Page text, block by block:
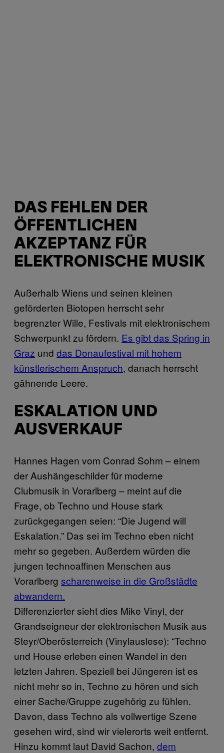
DAS FEHLEN DER
ÖFFENTLICHEN
AKZEPTANZ FÜR
ELEKTRONISCHE MUSIK
Außerhalb Wiens und seinen kleinen
geförderten Biotopen herrscht sehr
begrenzter Wille, Festivals mit elektronischem
Schwerpunkt zu fördern. Es gibt das Spring in
Graz und das Donaufestival mit hohem
künstlerischem Anspruch, danach herrscht
gähnende Leere.
ESKALATION UND
AUSVERKAUF
Hannes Hagen vom Conrad Sohm – einem
der Aushängeschilder für moderne
Clubmusik in Vorarlberg – meint auf die
Frage, ob Techno und House stark
zurückgegangen seien: “Die Jugend will
Eskalation.” Das sei im Techno eben nicht
mehr so gegeben. Außerdem würden die
jungen technoaffinen Menschen aus
Vorarlberg scharenweise in die Großstädte
abwandern.
Differenzierter sieht dies Mike Vinyl, der
Grand­sei­g­neur der elektronischen Musik aus
Steyr/Oberösterreich (Vinylauslese): “Techno
und House erleben einen Wandel in den
letzten Jahren. Speziell bei Jüngeren ist es
nicht mehr so in, Techno zu hören und sich
einer Sache/Gruppe zugehörig zu fühlen.
Davon, dass Techno als vollwertige Szene
gesehen wird, sind wir vielerorts weit entfernt.
Hinzu kommt laut David Sachon, dem